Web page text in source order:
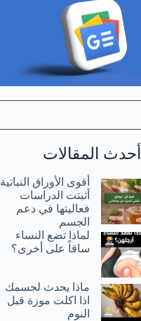
أحدث المقالات
أقوى الأوراق النباتية
أثبتت الدراسات
فعاليتها في دعم
الجسم
لماذا تضع النساء
ساقاً على أخرى؟
ماذا يحدث لجسمك
اذا اكلت موزة قبل
النوم